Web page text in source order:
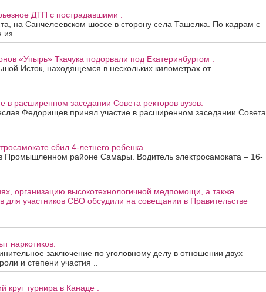
ДТП с пострадавшими .
на Санчелеевском шоссе в сторону села Ташелка. По кадрам с
..
«Упырь» Ткачука подорвали под Екатеринбургом .
Исток, находящемся в нескольких километрах от
расширенном заседании Совета ректоров вузов.
Федорищев принял участие в расширенном заседании Совета
сбил 4-летнего ребенка .
районе Самары. Водитель электросамоката – 16-
организацию высокотехнологичной медпомощи, а также
для участников СВО обсудили на совещании в Правительстве
наркотиков.
заключение по уголовному делу в отношении двух
и степени участия ..
турнира в Канаде .